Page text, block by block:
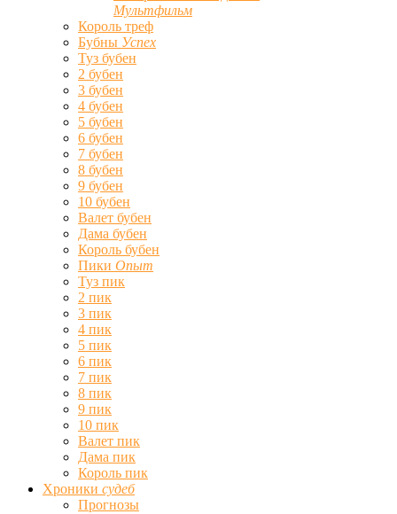
Мультфильм
Король треф
Бубны Успех
Туз бубен
2 бубен
3 бубен
4 бубен
5 бубен
6 бубен
7 бубен
8 бубен
9 бубен
10 бубен
Валет бубен
Дама бубен
Король бубен
Пики Опыт
Туз пик
2 пик
3 пик
4 пик
5 пик
6 пик
7 пик
8 пик
9 пик
10 пик
Валет пик
Дама пик
Король пик
Хроники судеб
Прогнозы